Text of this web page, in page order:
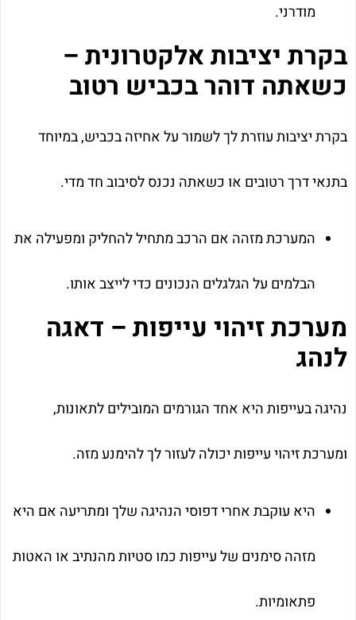
מודרני.
בקרת יציבות אלקטרונית –
כשאתה דוהר בכביש רטוב
בקרת יציבות עוזרת לך לשמור על אחיזה בכביש, במיוחד
בתנאי דרך רטובים או כשאתה נכנס לסיבוב חד מדי.
המערכת מזהה אם הרכב מתחיל להחליק ומפעילה את
הבלמים על הגלגלים הנכונים כדי לייצב אותו.
מערכת זיהוי עייפות – דאגה
לנהג
נהיגה בעייפות היא אחד הגורמים המובילים לתאונות,
ומערכת זיהוי עייפות יכולה לעזור לך להימנע מזה.
היא עוקבת אחרי דפוסי הנהיגה שלך ומתריעה אם היא
מזהה סימנים של עייפות כמו סטיות מהנתיב או האטות
פתאומיות.